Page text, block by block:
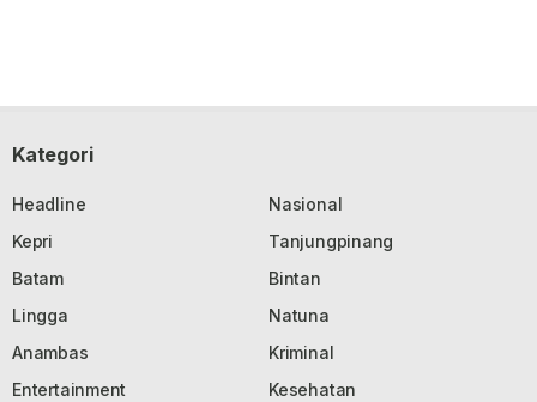
Kategori
Headline
Nasional
Kepri
Tanjungpinang
Batam
Bintan
Lingga
Natuna
Anambas
Kriminal
Entertainment
Kesehatan